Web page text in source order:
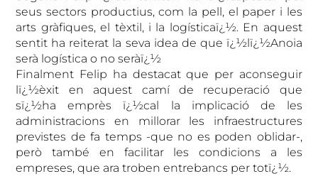
seus sectors productius, com la pell, el paper i les
arts gràfiques, el tèxtil, i la logísticaï¿½. En aquest
sentit ha reiterat la seva idea de que ï¿½lï¿½Anoia
serà logística o no seràï¿½
Finalment Felip ha destacat que per aconseguir
lï¿½èxit en aquest camí de recuperació que
sï¿½ha emprès ï¿½cal la implicació de les
administracions en millorar les infraestructures
previstes de fa temps -que no es poden oblidar-,
però també en facilitar les condicions a les
empreses, que ara troben entrebancs per totï¿½.